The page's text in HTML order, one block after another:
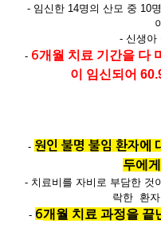
- 임신한 14명의 산모 중 10
- 신생아
- 6개월 치료 기간을 다
이 임신되어
- 원인 불명 불임 환자에
두에게
- 치료비를 자비로 부담한 것
락한환자
- 6개월 치료 과정을 끝